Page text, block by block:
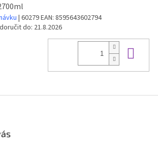
| 60279EAN: 8595643602794
do: 21.8.2026